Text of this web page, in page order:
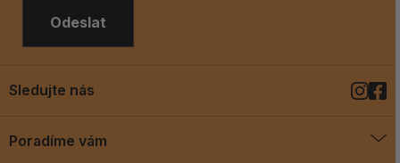
Odeslat
Poradíme vám
Sledujte nás